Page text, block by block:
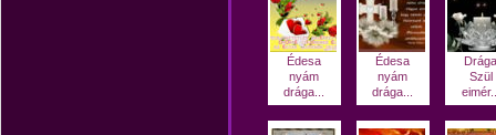
Édesa
nyám
drága...
Édesa
nyám
drága...
Drága
Szül